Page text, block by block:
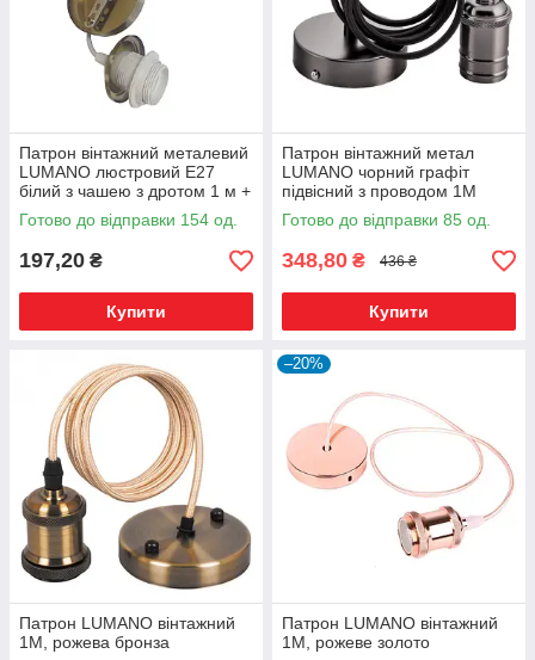
Патрон вінтажний металевий
LUMANO люстровий Е27
білий з чашею з дротом 1 м +
монт.комплект
Готово до відправки 154 од.
197,20 ₴
Купити
Патрон вінтажний метал
LUMANO чорний графіт
підвісний з проводом 1М
,шнур в чорному шовку +комп
Готово до відправки 85 од.
348,80 ₴ 436 ₴
Купити
Патрон LUMANO вінтажний
1М, рожева бронза
–20%
Патрон LUMANO вінтажний
1М, рожеве золото